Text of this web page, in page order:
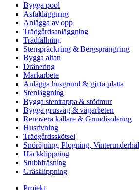
Bygga pool
Asfaltläggning
Anlägga avlopp
Trädgårdsanläggning
Trädfällning
Stenspräckning & Bergsprängning
Bygga altan
Dränering
Markarbete
Anlägga husgrund & gjuta platta
Stenläggning
Bygga stentrappa & stödmur
Bygga grusväg & vägarbeten
Renovera källare & Grundisolering
Husrivning
Trädgårdsskötsel
Snöröjning, Plogning,
Häckklippning
Stubbfräsning
Gräsklippning
Projekt